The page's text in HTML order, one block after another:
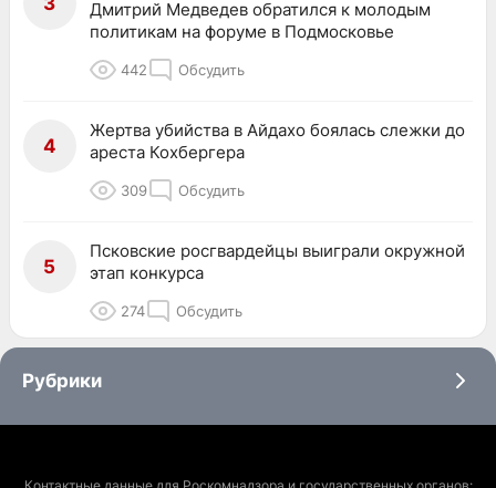
Дмитрий Медведев обратился к молодым
политикам на форуме в Подмосковье
442 Обсудить
4
Жертва убийства в Айдахо боялась слежки до
ареста Кохбергера
309 Обсудить
5
Псковские росгвардейцы выиграли окружной
этап конкурса
274 Обсудить
Рубрики